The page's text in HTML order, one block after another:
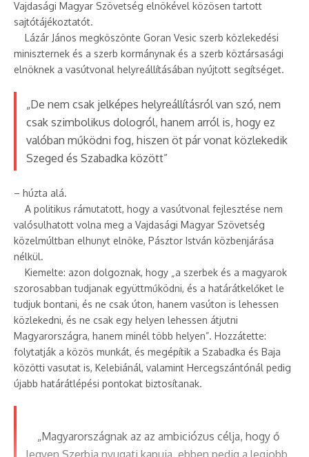
Vajdasági Magyar Szövetség elnökével közösen tartott
sajtótájékoztatót.
Lázár János megköszönte Goran Vesic szerb közlekedési
miniszternek és a szerb kormánynak és a szerb köztársasági
elnöknek a vasútvonal helyreállításában nyújtott segítséget.
„De nem csak jelképes helyreállításról van szó, nem
csak szimbolikus dologról, hanem arról is, hogy ez
valóban működni fog, hiszen öt pár vonat közlekedik
Szeged és Szabadka között”
– húzta alá.
A politikus rámutatott, hogy a vasútvonal fejlesztése nem
valósulhatott volna meg a Vajdasági Magyar Szövetség
közelmúltban elhunyt elnöke, Pásztor István közbenjárása
nélkül.
Kiemelte: azon dolgoznak, hogy „a szerbek és a magyarok
szorosabban tudjanak együttműködni, és a határátkelőket le
tudjuk bontani, és ne csak úton, hanem vasúton is lehessen
közlekedni, és ne csak egy helyen lehessen átjutni
Magyarországra, hanem minél több helyen”. Hozzátette:
folytatják a közös munkát, és megépítik a Szabadka és Baja
közötti vasutat is, Kelebiánál, valamint Hercegszántónál pedig
újabb határátlépési pontokat biztosítanak.
„Magyarországnak az az ambiciózus célja, hogy ő
legyen Szerbia nyugati kapuja, ebben pedig a legjobb